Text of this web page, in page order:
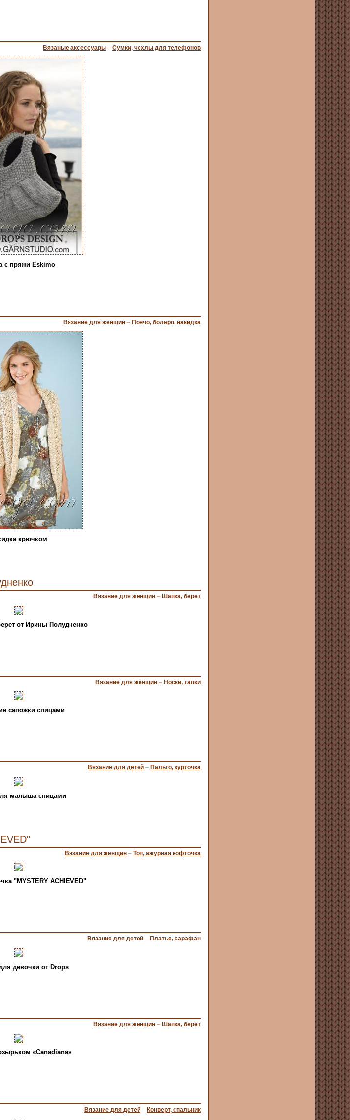
Вязаные аксессуары – Сумки, чехлы для телефонов
с пряжи Eskimo
Вязание для женщин – Пончо, болеро, накидка
крючком
Вязание для женщин – Шапка, берет
от Ирины Полудненко
Вязание для женщин – Носки, тапки
сапожки спицами
Вязание для детей – Пальто, курточка
малыша спицами
Вязание для женщин – Топ, ажурная кофточка
"MYSTERY ACHIEVED"
Вязание для детей – Платье, сарафан
девочки от Drops
Вязание для женщин – Шапка, берет
«Canadiana»
Вязание для детей – Конверт, спальник